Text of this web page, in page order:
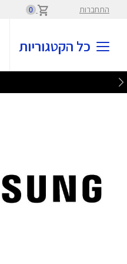
התחברות 0
כל הקטגוריות